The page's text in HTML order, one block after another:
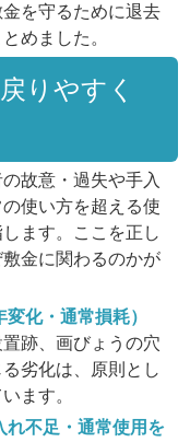
を守るために退去
めました。
りやすく
故意・過失や手入
使い方を超える使
ます。ここを正し
金に関わるのかが
化・通常損耗）
跡、画びょうの穴
劣化は、原則とし
ます。
れ不足・通常使用を